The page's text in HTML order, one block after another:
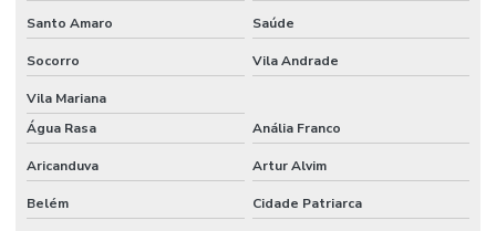
Santo Amaro Saúde
Socorro Vila Andrade
Vila Mariana
Água Rasa
Anália Franco
Aricanduva Artur Alvim
Belém Cidade Patriarca